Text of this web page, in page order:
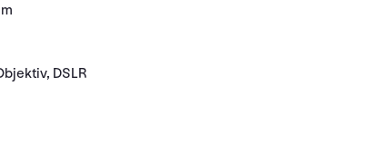
DSLR